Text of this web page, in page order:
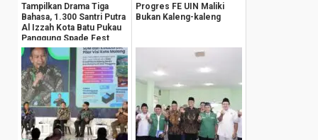
Tampilkan Drama Tiga
Bahasa, 1.300 Santri Putra
Al Izzah Kota Batu Pukau
Panggung Spade Fest
Progres FE UIN Maliki
Bukan Kaleng-kaleng